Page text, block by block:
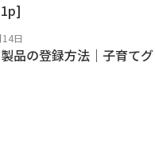
日
品の登録方法｜子育て